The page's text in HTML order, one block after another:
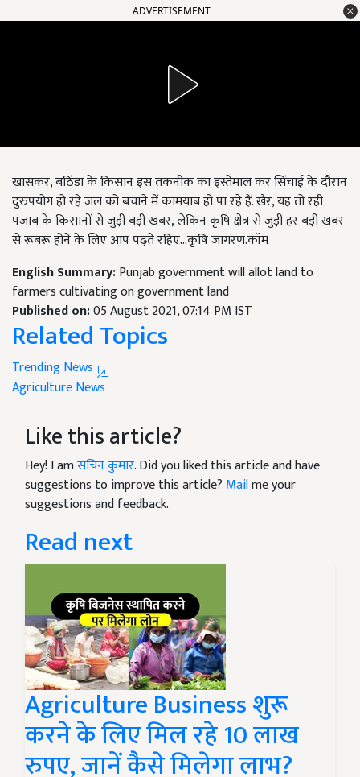
ADVERTISEMENT
खासकर, बठिंडा के किसान इस तकनीक का इस्तेमाल कर सिंचाई के दौरान
दुरुपयोग हो रहे जल को बचाने में कामयाब हो पा रहे हैं. खैर, यह तो रही
पंजाब के किसानों से जुड़ी बड़ी खबर, लेकिन कृषि क्षेत्र से जुड़ी हर बड़ी खबर
से रूबरू होने के लिए आप पढ़ते रहिए...कृषि जागरण.कॉम
English Summary:Punjab government will allot land to
farmers cultivating on government land
Published on:05 August 2021, 07:14 PM IST
Related Topics
Trending News
Agriculture News
Like this article?
Hey! I amसचिन कुमार. Did you liked this article and have
suggestions to improve this article? Mailme your
suggestions and feedback.
Read next
Agriculture Business शुरू
करने के लिए मिल रहे 10 लाख
रुपए, जानें कैसे मिलेगा लाभ?